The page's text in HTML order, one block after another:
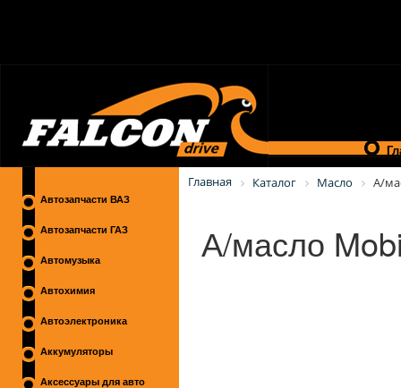
Автозапчасти ВАЗ
Автозапчасти ГАЗ
Автомузыка
Автохимия
Автоэлектроника
Аккумуляторы
Аксессуары для авто
Главная Каталог Масло А/
А/масло